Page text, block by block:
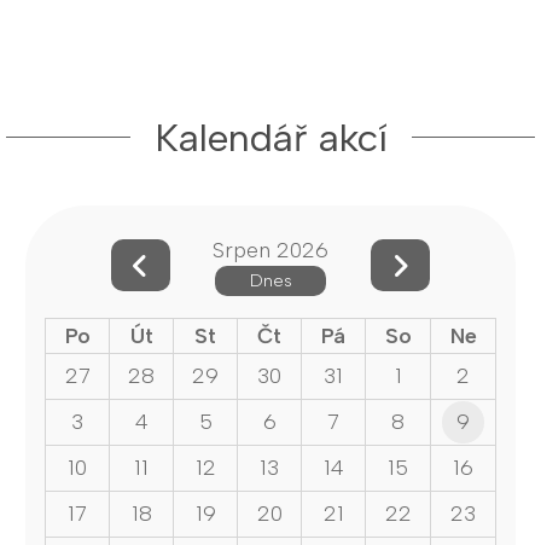
Kalendář akcí
Srpen 2026
Dnes
Po Út St Čt Pá So
Ne
27
28 29 30 31 1
2
3
4 5 6 7 8
9
10
11 12 13 14 15
16
17
18 19 20 21 22
23